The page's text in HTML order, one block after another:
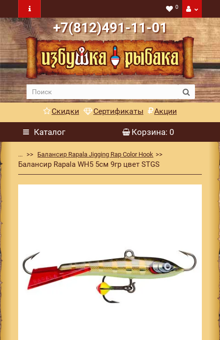
0
+7(812)491-11-01
Скидки Сертификаты Акции
Каталог Корзина: 0
... Балансир Rapala Jigging Rap Color Hook
Балансир Rapala WH5 5см 9гр цвет STGS